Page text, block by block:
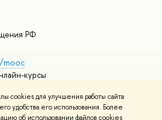
cookies для улучшения работы сайта
удобства его использования. Более
об использовании файлов cookies
РФ
mooc
курсы